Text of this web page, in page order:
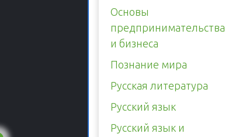
Основы
предпринимательства
и бизнеса
Познание мира
Русская литература
Русский язык
Русский язык и